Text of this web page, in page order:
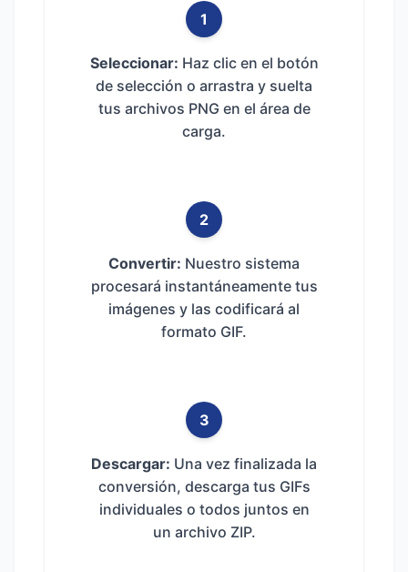
1
Seleccionar: Haz clic en el botón
de selección o arrastra y suelta
tus archivos PNG en el área de
carga.
2
Convertir: Nuestro sistema
procesará instantáneamente tus
imágenes y las codificará al
formato GIF.
3
Descargar: Una vez finalizada la
conversión, descarga tus GIFs
individuales o todos juntos en
un archivo ZIP.